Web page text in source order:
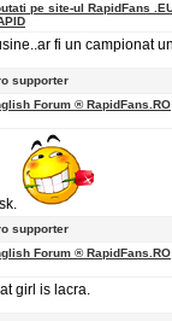
pe site-ul RapidFans
fi un campionat
supporter
Forum ® RapidFans.RO
supporter
Forum ® RapidFans.RO
girl is lacra.